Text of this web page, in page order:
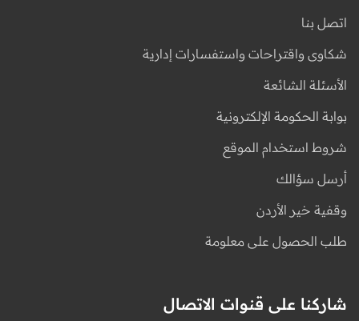
اتصل بنا
شكاوى واقتراحات واستفسارات إدارية
الأسئلة الشائعة
بوابة الحكومة الإلكترونية
شروط استخدام الموقع
أرسل سؤالك
وقفية خير الأردن
طلب الحصول على معلومة
شاركنا على قنوات الاتصال